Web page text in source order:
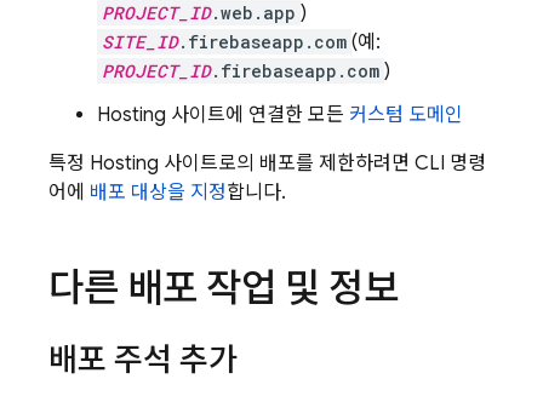
PROJECT_ID.web.app )
SITE_ID.firebaseapp.com (예:
PROJECT_ID.firebaseapp.com )
Hosting 사이트에 연결한 모든 커스텀 도메인
특정 Hosting 사이트로의 배포를 제한하려면 CLI 명령
어에 배포 대상을 지정합니다.
다른 배포 작업 및 정보
배포 주석 추가